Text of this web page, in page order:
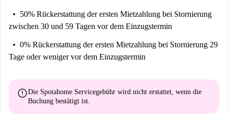
50% Rückerstattung der ersten Mietzahlung bei Stornierung
zwischen 30 und 59 Tagen vor dem Einzugstermin
0% Rückerstattung der ersten Mietzahlung bei Stornierung 29
Tage oder weniger vor dem Einzugstermin
errorDie Spotahome Servicegebühr wird nicht erstattet , wenn die
Buchung bestätigt ist.